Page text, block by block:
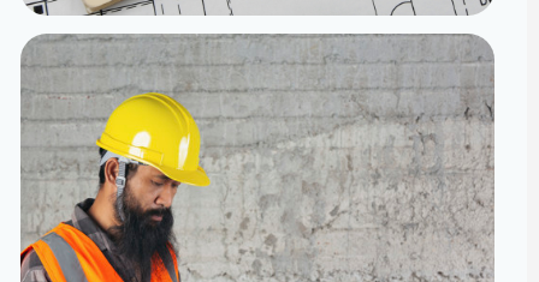
تنفيذ
الدقة من المخطط إلى الواقع